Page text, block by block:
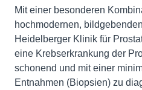
Mit einer besonderen
hochmodernen,
Heidelberger Klinik für
eine Krebserkrankung der
schonend und mit einer
Entnahmen (Biopsien) zu